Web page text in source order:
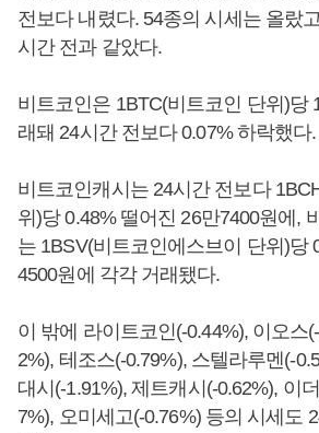
전보다 내렸다. 54종의 시세는 올랐
시간 전과 같았다.
비트코인은 1BTC(비트코인 단위)당
래돼 24시간 전보다 0.07% 하락했다.
비트코인캐시는 24시간 전보다
위)당 0.48% 떨어진 26만7400원에,
는 1BSV(비트코인에스브이 단위)당
4500원에 각각 거래됐다.
이 밖에 라이트코인(-0.44%), 이오스
2%), 테조스(-0.79%), 스텔라루멘(-
대시(-1.91%), 제트캐시(-0.62%), 이
7%), 오미세고(-0.76%) 등의 시세도